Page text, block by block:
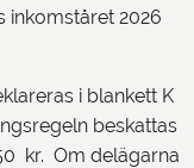
inkomståret 2026
i blankett K
beskattas
kr. Om delägarna